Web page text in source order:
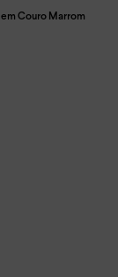
Couro Marrom